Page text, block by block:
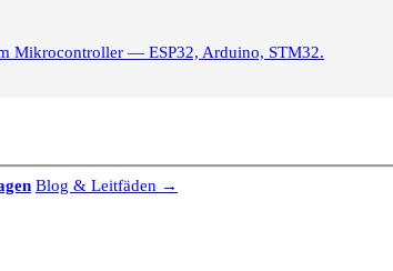
Mikrocontroller — ESP32, Arduino, STM32.
Blog & Leitfäden →